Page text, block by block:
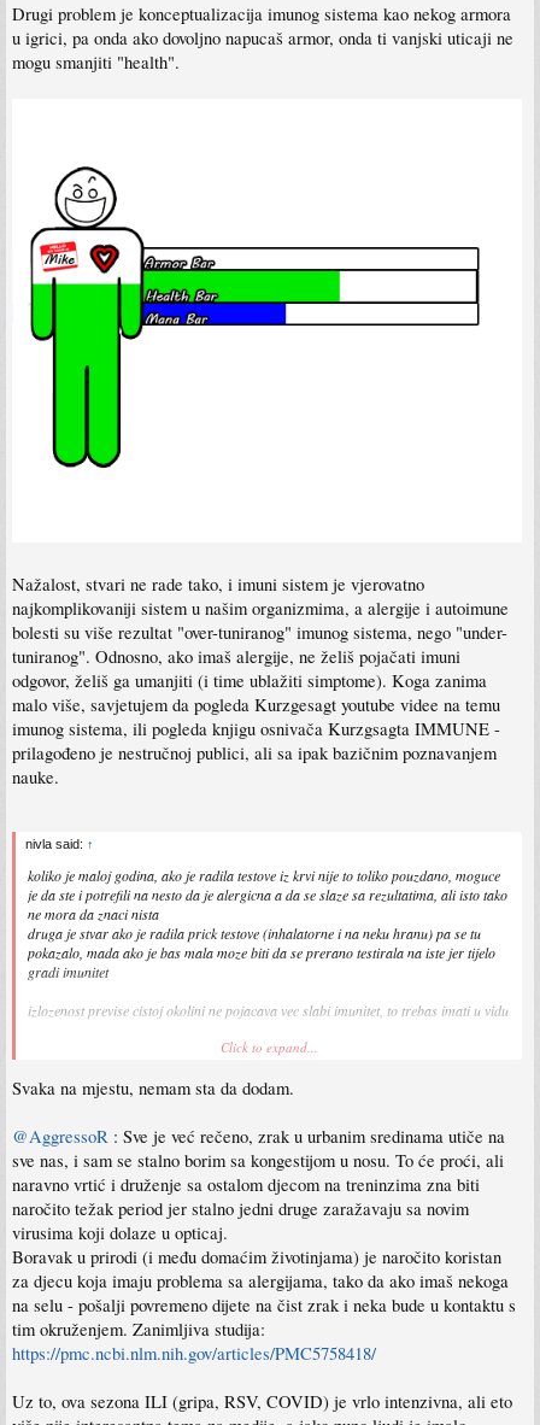
Drugi problem je konceptualizacija imunog sistema kao nekog armora
u igrici, pa onda ako dovoljno napucaš armor, onda ti vanjski uticaji ne
mogu smanjiti "health".
Nažalost, stvari ne rade tako, i imuni sistem je vjerovatno
najkomplikovaniji sistem u našim organizmima, a alergije i autoimune
bolesti su više rezultat "over-tuniranog" imunog sistema, nego "under-
tuniranog". Odnosno, ako imaš alergije, ne želiš pojačati imuni
odgovor, želiš ga umanjiti (i time ublažiti simptome). Koga zanima
malo više, savjetujem da pogleda Kurzgesagt youtube videe na temu
imunog sistema, ili pogleda knjigu osnivača Kurzgsagta IMMUNE -
prilagođeno je nestručnoj publici, ali sa ipak bazičnim poznavanjem
nauke.
nivla said: ↑
koliko je maloj godina, ako je radila testove iz krvi nije to toliko pouzdano, moguce
je da ste i potrefili na nesto da je alergicna a da se slaze sa rezultatima, ali isto tako
ne mora da znaci nista
druga je stvar ako je radila prick testove (inhalatorne i na neku hranu) pa se tu
pokazalo, mada ako je bas mala moze biti da se prerano testirala na iste jer tijelo
gradi imunitet
izlozenost previse cistoj okolini ne pojacava vec slabi imunitet, to trebas imati u vidu
ovo ti pisem jer imam iskustvo na osnovu svoje bolesti i jos sam u prilicno
nemoj da nasjedas i kupujes raznorazne proizvode koji “jacaju” imunitet, vecina je
alergija onda svakako doktoru i posegnuti za antihistaminicima,kad prodje akutno
stanje jesti sto kvalitetnije
s pcelinjim proizvodima oprezno jer nikad ne znas sta su pcele nakupile a dijete
mozda alergicno, ne kazem da je nezdravo samo se mora oprezno
Click to expand...
Svaka na mjestu, nemam sta da dodam.
@AggressoR : Sve je već rečeno, zrak u urbanim sredinama utiče na
sve nas, i sam se stalno borim sa kongestijom u nosu. To će proći, ali
naravno vrtić i druženje sa ostalom djecom na treninzima zna biti
naročito težak period jer stalno jedni druge zaražavaju sa novim
virusima koji dolaze u opticaj.
Boravak u prirodi (i među domaćim životinjama) je naročito koristan
za djecu koja imaju problema sa alergijama, tako da ako imaš nekoga
na selu - pošalji povremeno dijete na čist zrak i neka bude u kontaktu s
tim okruženjem. Zanimljiva studija:
https://pmc.ncbi.nlm.nih.gov/articles/PMC5758418/
Uz to, ova sezona ILI (gripa, RSV, COVID) je vrlo intenzivna, ali eto